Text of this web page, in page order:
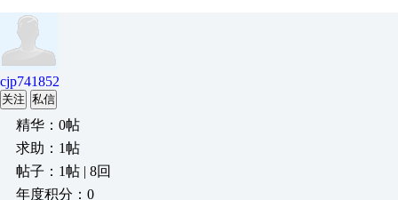
cjp741852
关注 私信
精华：0帖
求助：1帖
帖子：1帖 | 8回
年度积分：0